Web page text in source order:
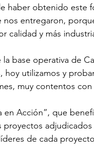
haber obtenido este
entregaron,
calidad y más
base operativa de
utilizamos y
muy contentos
en Acción”, que
proyectos
de cada